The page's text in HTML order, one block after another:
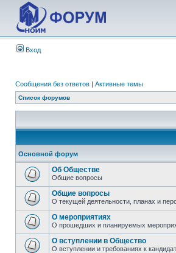
Вход
Сообщения без ответов | Активные темы
Список форумов
Основной форум
Об Обществе
Общие вопросы
Общие вопросы
О текущей деятельности, планах и
О мероприятиях
О прошедших и планируемых
О вступлении в Общество
О вступлении и требованиях к